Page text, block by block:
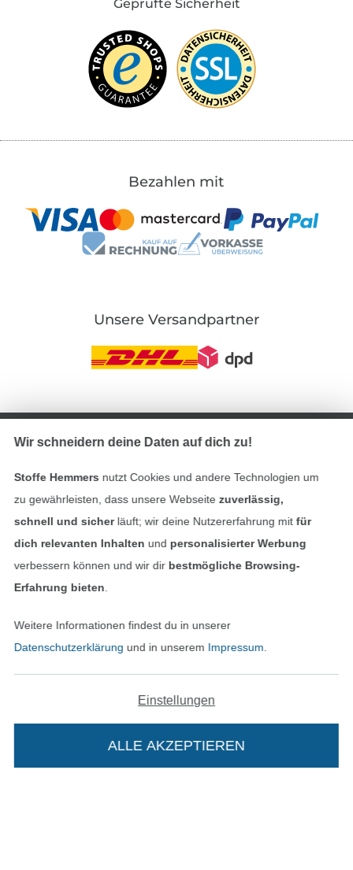
Geprüfte Sicherheit
Bezahlen mit
Unsere Versandpartner
AGB
Datenschutz
Widerrufsrecht
Bestellung widerrufen
Finde mehr Inspiration
In den deutschen Shop wechseln (aktuell
Wir schneidern deine Daten auf dich zu!
Stoffe Hemmers nutzt Cookies und andere Technologien um
zu gewährleisten, dass unsere Webseite zuverlässig,
schnell und sicherläuft; wir deine Nutzererfahrung mitfür
dich relevanten Inhalten und personalisierter Werbung
verbessern können und wir dir bestmögliche Browsing-
Erfahrung bieten
Weitere Informationen findest du in unserer
Datenschutzerklärung und in unserem Impressum
Einstellungen
ALLE AKZEPTIEREN